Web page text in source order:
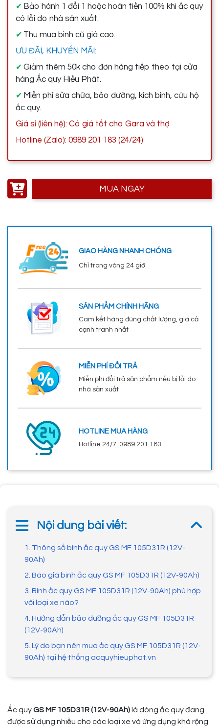
✔ Bảo hành 1 đổi 1 hoặc hoàn tiền 100% khi ắc quy
có lỗi do nhà sản xuất.
✔ Thu mua bình cũ giá cao.
ƯU ĐÃI, KHUYẾN MÃI:
✔ Giảm thêm 50k cho đơn hàng tiếp theo tại cửa
hàng Ắc quy Hiếu Phát.
✔ Miễn phí sửa chữa, bảo dưỡng, kích bình, cứu hộ
ắc quy.
Giá sỉ (liên hệ): Có giá tốt cho Gara và thợ
Hotline (Zalo): 0989 201 183 (24/24)
MUA NGAY
GIAO HÀNG NHANH CHÓNG
Chỉ trong vòng 24 giờ
SẢN PHẨM CHÍNH HÃNG
Cam kết hàng đúng chất lượng, giá cả
cạnh tranh nhất
MIỄN PHÍ ĐỔI TRẢ
Miễn phí đổi trả sản phẩm nếu bị lỗi do
nhà sản xuất
HOTLINE MUA HÀNG
Hotline 24/7: 0989 201 183
Nội dung bài viết:
1. Thông số bình ắc quy GS MF 105D31R (12V-
90Ah)
2. Báo giá bình ắc quy GS MF 105D31R (12V-90Ah)
3. Bình ắc quy GS MF 105D31R (12V-90Ah) phù hợp
với loại xe nào?
4. Hướng dẫn bảo dưỡng ắc quy GS MF 105D31R
(12V-90Ah)
5. Lý do bạn nên mua ắc quy GS MF 105D31R (12V-
90Ah) tại hệ thống acquyhieuphat.vn
Ắc quyGS MF 105D31R (12V-90Ah) là dòng ắc quy đang
được sử dụng nhiều cho các loại xe và ứng dụng khá rộng